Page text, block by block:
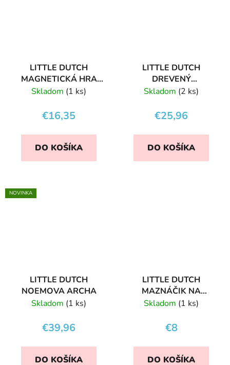
LITTLE DUTCH
MAGNETICKÁ HRA
OBLEČ ROSU A JIMA
Skladom (1 ks)
€16,35
DO KOŠÍKA
LITTLE DUTCH
DREVENÝ
NÁKLADIAK S
Skladom (2 ks)
€25,96
DO KOŠÍKA
NOVINKA
LITTLE DUTCH
NOEMOVA ARCHA
Skladom (1 ks)
€39,96
DO KOŠÍKA
LITTLE DUTCH
MAZNÁČIK NA
CUMLÍK KVETY A
Skladom (1 ks)
€8
DO KOŠÍKA